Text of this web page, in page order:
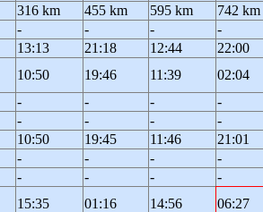
316 km 455 km 595 km 742 km
- - - -
13:13 21:18 12:44 22:00
10:50 19:46 11:39 02:04
- - - -
- - - -
10:50 19:45 11:46 21:01
- - - -
- - - -
15:35 01:16 14:56 06:27